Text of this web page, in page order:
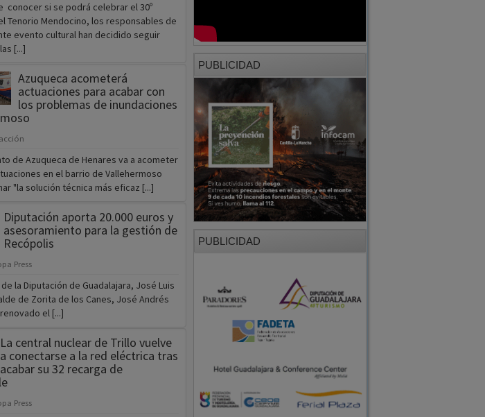
conocer si se podrá celebrar el 30º
Tenorio Mendocino, los responsables de
evento cultural han decidido seguir
[...]
Azuqueca acometerá
actuaciones para acabar con
los problemas de inundaciones
de Azuqueca de Henares va a acometer
en el barrio de Vallehermoso
"la solución técnica más eficaz [...]
Diputación aporta 20.000 euros y
asesoramiento para la gestión de
Recópolis
Press
la Diputación de Guadalajara, José Luis
de Zorita de los Canes, José Andrés
el [...]
La central nuclear de Trillo vuelve
a conectarse a la red eléctrica tras
acabar su 32 recarga de
Press
PUBLICIDAD
PUBLICIDAD